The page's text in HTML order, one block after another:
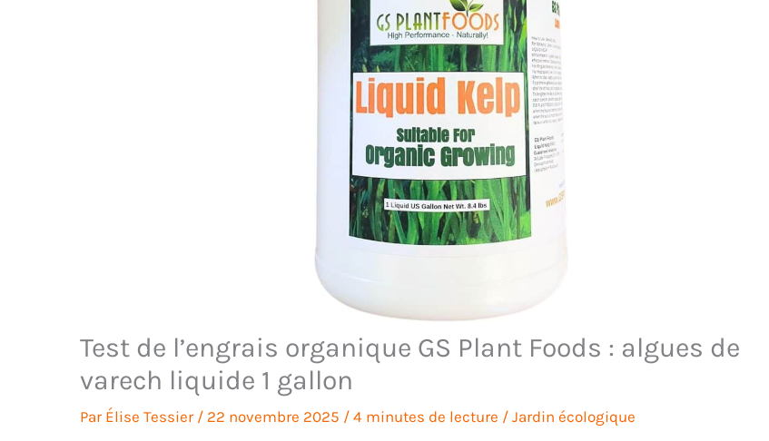
Test de l’engrais organique GS Plant Foods : algues de
varech liquide 1 gallon
Par Élise Tessier / 22 novembre 2025 / 4 minutes de lecture / Jardin écologique